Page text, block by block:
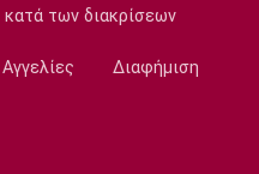
άνθρωποι
κατά των διακρίσεων
Αγγελίες Διαφήμιση